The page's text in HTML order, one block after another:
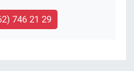
746 21 29